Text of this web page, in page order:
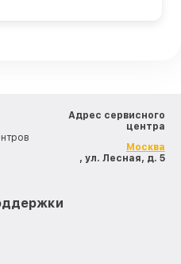
Адрес сервисного
центра
Москва
, ул. Лесная, д. 5